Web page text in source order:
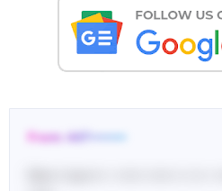
From: 447••••••••